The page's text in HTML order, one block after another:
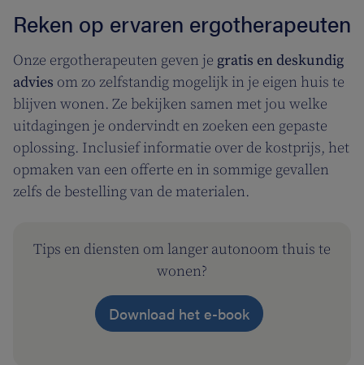
Reken op ervaren ergotherapeuten
Onze ergotherapeuten geven je gratis en deskundig
advies om zo zelfstandig mogelijk in je eigen huis te
blijven wonen. Ze bekijken samen met jou welke
uitdagingen je ondervindt en zoeken een gepaste
oplossing. Inclusief informatie over de kostprijs, het
opmaken van een offerte en in sommige gevallen
zelfs de bestelling van de materialen.
Tips en diensten om langer autonoom thuis te
wonen?
Download het e-book